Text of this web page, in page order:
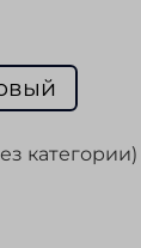
категории)